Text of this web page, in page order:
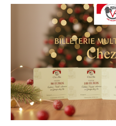
SALONS
INTERNATIONAUX ,
VIGNOBLES,
TASTING
VOUCHER
WINE
TOURISM
FAME,
WINE
CULTURAL
GUEST,
DOMAINE
VITICOLE,
ADHÉRENT,
VIN
TOURISME,